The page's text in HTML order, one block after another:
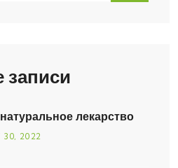
записи
лекарство
30, 2022